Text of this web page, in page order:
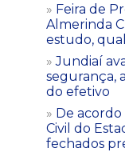
Feira de
Almerinda
estudo,
Jundiaí
segurança,
do efetivo
De
Civil do
fechados